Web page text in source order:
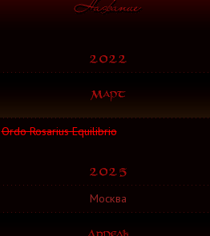
Ordo Rosarius Equilibrio
Москва